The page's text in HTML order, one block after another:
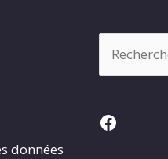
données
Facebook